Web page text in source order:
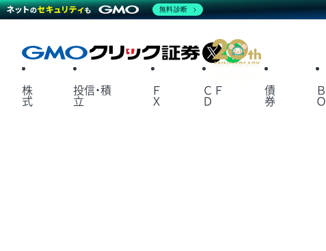
X
株
式
投信・積
立
Ｆ
Ｘ
ＣＦ
Ｄ
債
券
Ｂ
Ｏ
無料診断